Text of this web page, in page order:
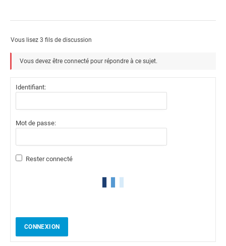
Vous lisez 3 fils de discussion
Vous devez être connecté pour répondre à ce sujet.
Identifiant:
Mot de passe:
Rester connecté
CONNEXION